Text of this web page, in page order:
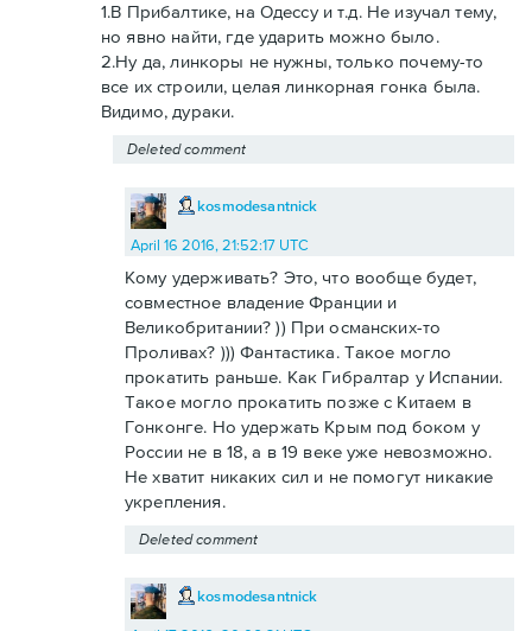
1.В Прибалтике, на Одессу и т.д. Не изучал тему,
но явно найти, где ударить можно было.
2.Ну да, линкоры не нужны, только почему-то
все их строили, целая линкорная гонка была.
Видимо, дураки.
Deleted comment
kosmodesantnick
April 16 2016, 21:52:17 UTC
Кому удерживать? Это, что вообще будет,
совместное владение Франции и
Великобритании? )) При османских-то
Проливах? ))) Фантастика. Такое могло
прокатить раньше. Как Гибралтар у Испании.
Такое могло прокатить позже с Китаем в
Гонконге. Но удержать Крым под боком у
России не в 18, а в 19 веке уже невозможно.
Не хватит никаких сил и не помогут никакие
укрепления.
Deleted comment
kosmodesantnick